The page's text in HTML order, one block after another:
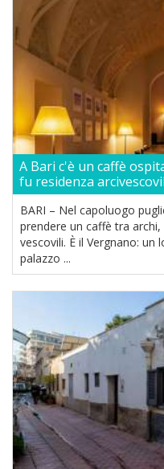
A Bari c'è un caffè
fu residenza
BARI – Nel capoluogo
prendere un caffè tra
vescovili. È il Vergnano:
palazzo ...